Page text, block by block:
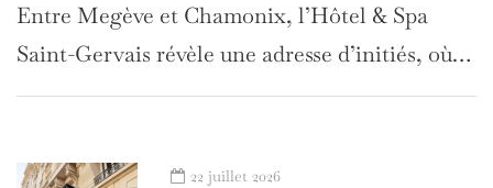
Entre Megève et Chamonix, l’Hôtel & Spa
Saint-Gervais révèle une adresse d’initiés, où…
22 juillet 2026